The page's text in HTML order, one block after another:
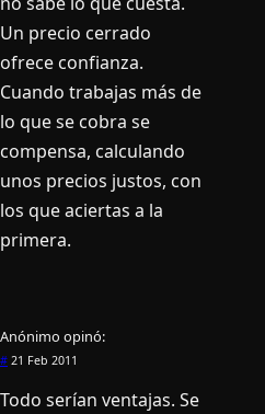
Un precio cerrado
ofrece confianza.
Cuando trabajas más de
lo que se cobra se
compensa, calculando
unos precios justos, con
los que aciertas a la
primera.
Anónimo opinó:
# 21 Feb 2011
Todo serí­an ventajas. Se